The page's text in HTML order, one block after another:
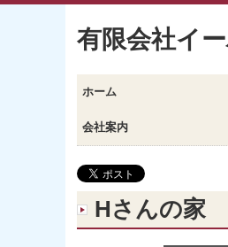
有限会社イ
ホーム
会社案内
Hさんの家